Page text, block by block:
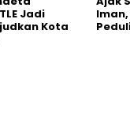
Jadi
Kota